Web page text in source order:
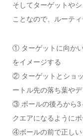
そしてターゲットや
ことなので、ルーテ
① ターゲットに向か
をイメージする
② ターゲットとショ
ートル先の落ち葉や
③ ボールの後ろから3
クエアになるように
④ボールの前で正しい